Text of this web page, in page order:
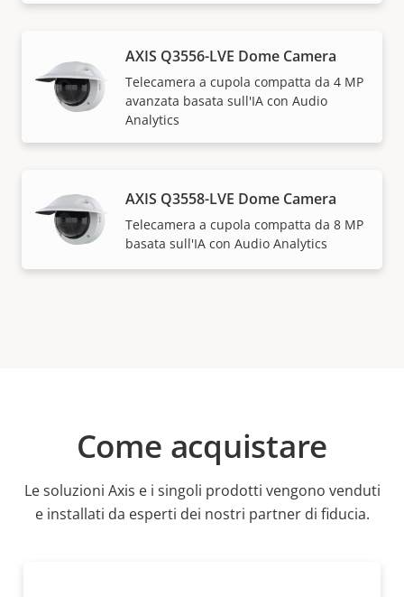
AXIS Q3556-LVE Dome Camera
Telecamera a cupola compatta da 4 MP
avanzata basata sull'IA con Audio
Analytics
AXIS Q3558-LVE Dome Camera
Telecamera a cupola compatta da 8 MP
basata sull'IA con Audio Analytics
Come acquistare
Le soluzioni Axis e i singoli prodotti vengono venduti
e installati da esperti dei nostri partner di fiducia.